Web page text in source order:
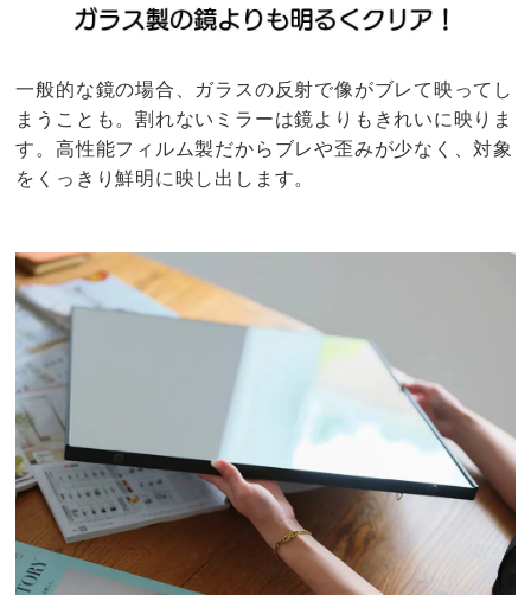
一般的な鏡の場合、ガラスの反射で像がブレて映ってし
まうことも。割れないミラーは鏡よりもきれいに映りま
す。高性能フィルム製だからブレや歪みが少なく、対象
をくっきり鮮明に映し出します。